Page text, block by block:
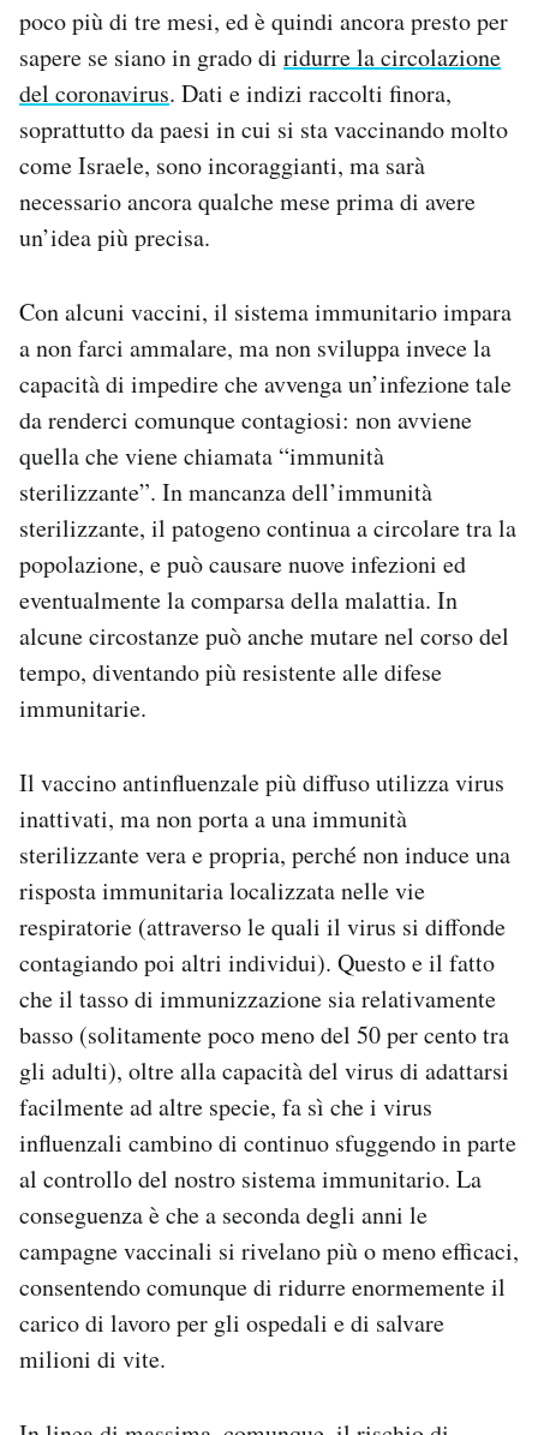
poco più di tre mesi, ed è quindi ancora presto per
sapere se siano in grado di ridurre la circolazione
del coronavirus. Dati e indizi raccolti finora,
soprattutto da paesi in cui si sta vaccinando molto
come Israele, sono incoraggianti, ma sarà
necessario ancora qualche mese prima di avere
un’idea più precisa.
Con alcuni vaccini, il sistema immunitario impara
a non farci ammalare, ma non sviluppa invece la
capacità di impedire che avvenga un’infezione tale
da renderci comunque contagiosi: non avviene
quella che viene chiamata “immunità
sterilizzante”. In mancanza dell’immunità
sterilizzante, il patogeno continua a circolare tra la
popolazione, e può causare nuove infezioni ed
eventualmente la comparsa della malattia. In
alcune circostanze può anche mutare nel corso del
tempo, diventando più resistente alle difese
immunitarie.
Il vaccino antinfluenzale più diffuso utilizza virus
inattivati, ma non porta a una immunità
sterilizzante vera e propria, perché non induce una
risposta immunitaria localizzata nelle vie
respiratorie (attraverso le quali il virus si diffonde
contagiando poi altri individui). Questo e il fatto
che il tasso di immunizzazione sia relativamente
basso (solitamente poco meno del 50 per cento tra
gli adulti), oltre alla capacità del virus di adattarsi
facilmente ad altre specie, fa sì che i virus
influenzali cambino di continuo sfuggendo in parte
al controllo del nostro sistema immunitario. La
conseguenza è che a seconda degli anni le
campagne vaccinali si rivelano più o meno efficaci,
consentendo comunque di ridurre enormemente il
carico di lavoro per gli ospedali e di salvare
milioni di vite.